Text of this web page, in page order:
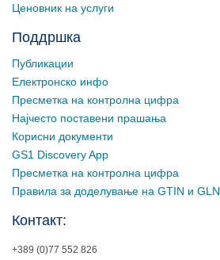
Ценовник на услуги
Поддршка
Публикации
Електронско инфо
Пресметка на контролна цифра
Најчесто поставени прашања
Корисни документи
GS1 Discovery App
Пресметка на контролна цифра
Правила за доделување на GTIN и GLN
Контакт:
+389 (0)77 552 826